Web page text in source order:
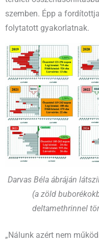
szemben. Épp a
folytatott gyakorlatnak.
Darvas Béla ábráján
(a zöld
deltamethrinnel
„Nálunk azért nem